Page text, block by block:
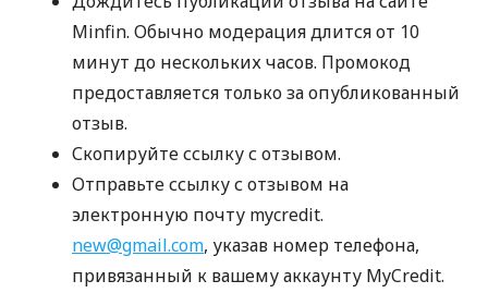
Minfin. Обычно модерация длится от 10
минут до нескольких часов. Промокод
предоставляется только за опубликованный
отзыв.
Скопируйте ссылку с отзывом.
Отправьте ссылку с отзывом на
электронную почту mycredit.
new@gmail.com, указав номер телефона,
привязанный к вашему аккаунту MyCredit.